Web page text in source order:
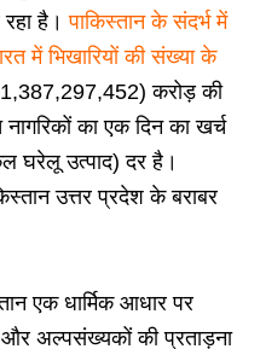
रहा है।पाकिस्तान के संदर्भ में
में भिखारियों की संख्या के
करोड़ की
का एक दिन का खर्च
घरेलू उत्पाद) दर है।
उत्तर प्रदेश के बराबर
एक धार्मिक आधार पर
और अल्पसंख्यकों की प्रताड़ना